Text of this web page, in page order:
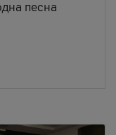
песна